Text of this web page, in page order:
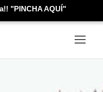
"PINCHA AQUÍ"